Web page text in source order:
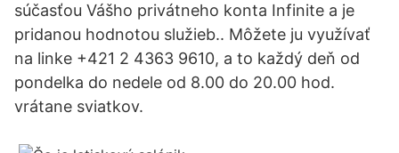
súčasťou Vášho privátneho konta Infinite a je
pridanou hodnotou služieb.. Môžete ju využívať
na linke +421 2 4363 9610, a to každý deň od
pondelka do nedele od 8.00 do 20.00 hod.
vrátane sviatkov.